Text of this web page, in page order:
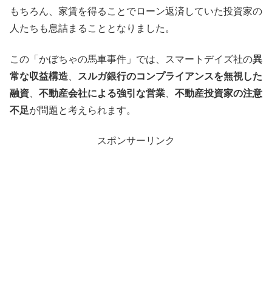
もちろん、家賃を得ることでローン返済していた投資家の
人たちも息詰まることとなりました。
この「かぼちゃの馬車事件」では、スマートデイズ社の異
常な収益構造
スルガ銀行のコンプライアンスを無視した
融資
不動産会社による強引な営業
不動産投資家の注意
不足が問題と考えられます。
スポンサーリンク